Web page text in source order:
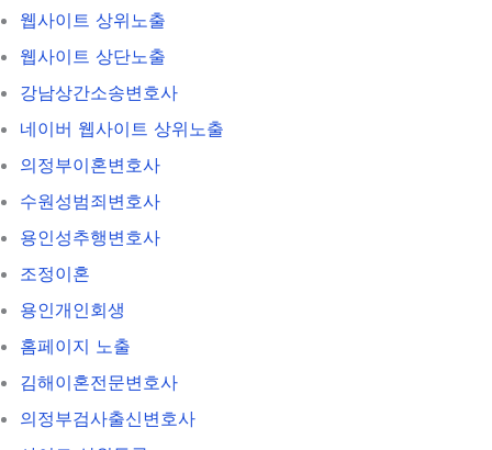
웹사이트 상위노출
웹사이트 상단노출
강남상간소송변호사
네이버 웹사이트 상위노출
의정부이혼변호사
수원성범죄변호사
용인성추행변호사
조정이혼
용인개인회생
홈페이지 노출
김해이혼전문변호사
의정부검사출신변호사